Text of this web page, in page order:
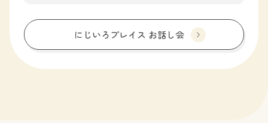
にじいろプレイス お話し会